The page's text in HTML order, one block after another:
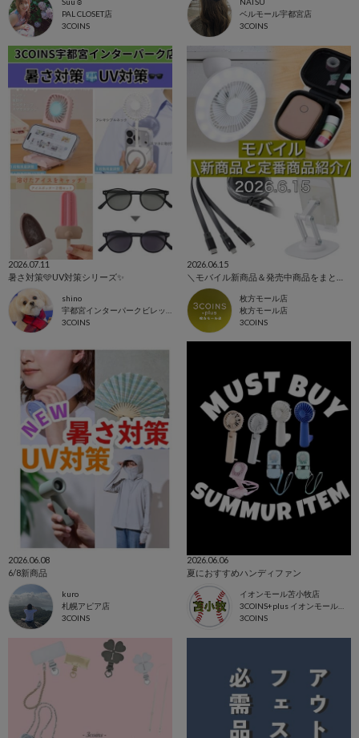
Suu☺︎
PAL CLOSET店
3COINS
NATSU
ベルモール宇都宮店
3COINS
2026.07.11
暑さ対策🩵UV対策シリーズ✨
shino
3COINS
2026.06.15
枚方モール店
枚方モール店
3COINS
2026.06.08
6/8新商品
kuro
札幌アピア店
3COINS
2026.06.06
夏におすすめハンディファン
イオンモール苫小牧店
3COINS